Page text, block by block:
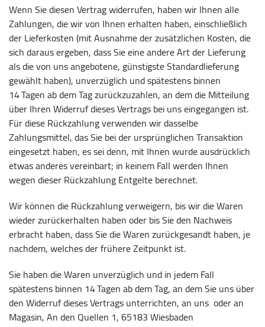
Wenn Sie diesen Vertrag widerrufen, haben wir Ihnen alle
Zahlungen, die wir von Ihnen erhalten haben, einschließlich
der Lieferkosten (mit Ausnahme der zusätzlichen Kosten, die
sich daraus ergeben, dass Sie eine andere Art der Lieferung
als die von uns angebotene, günstigste Standardlieferung
gewählt haben), unverzüglich und spätestens binnen
14 Tagen ab dem Tag zurückzuzahlen, an dem die Mitteilung
über Ihren Widerruf dieses Vertrags bei uns eingegangen ist.
Für diese Rückzahlung verwenden wir dasselbe
Zahlungsmittel, das Sie bei der ursprünglichen Transaktion
eingesetzt haben, es sei denn, mit Ihnen wurde ausdrücklich
etwas anderes vereinbart; in keinem Fall werden Ihnen
wegen dieser Rückzahlung Entgelte berechnet.
Wir können die Rückzahlung verweigern, bis wir die Waren
wieder zurückerhalten haben oder bis Sie den Nachweis
erbracht haben, dass Sie die Waren zurückgesandt haben, je
nachdem, welches der frühere Zeitpunkt ist.
Sie haben die Waren unverzüglich und in jedem Fall
spätestens binnen 14 Tagen ab dem Tag, an dem Sie uns über
den Widerruf dieses Vertrags unterrichten, an uns oder an
Magasin, An den Quellen 1, 65183 Wiesbaden